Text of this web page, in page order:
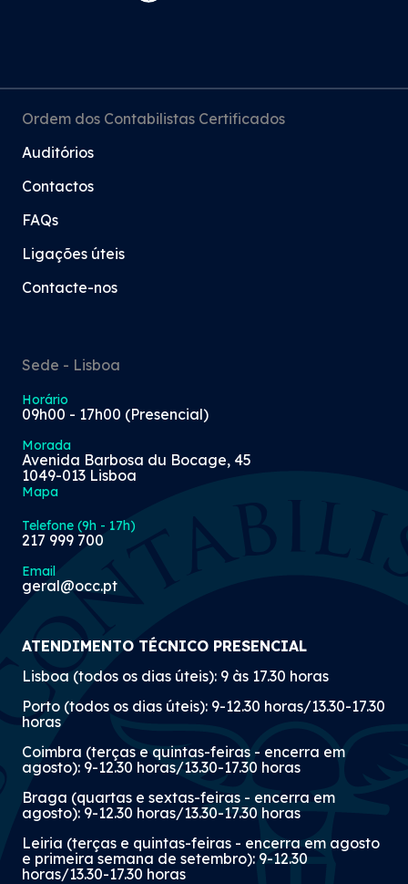
Ordem dos Contabilistas Certificados
Auditórios
Contactos
FAQs
Ligações úteis
Contacte-nos
Sede - Lisboa
Horário
09h00 - 17h00 (Presencial)
Morada
Avenida Barbosa du Bocage, 45
1049-013 Lisboa
Mapa
Telefone (9h - 17h)
217 999 700
Email
geral@occ.pt
ATENDIMENTO TÉCNICO PRESENCIAL
Lisboa (todos os dias úteis): 9 às 17.30 horas
Porto (todos os dias úteis): 9-12.30 horas/13.30-17.30
horas
Coimbra (terças e quintas-feiras - encerra em
agosto): 9-12.30 horas/13.30-17.30 horas
Braga (quartas e sextas-feiras - encerra em
agosto): 9-12.30 horas/13.30-17.30 horas
Leiria (terças e quintas-feiras - encerra em agosto
e primeira semana de setembro): 9-12.30
horas/13.30-17.30 horas